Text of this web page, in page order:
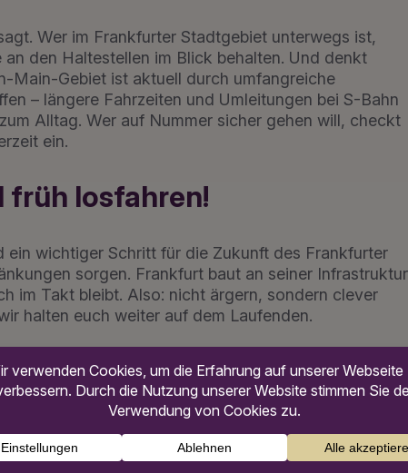
Wer im Frankfurter Stadtgebiet unterwegs ist,
den Haltestellen im Blick behalten. Und denkt
Main-Gebiet ist aktuell durch umfangreiche
– längere Fahrzeiten und Umleitungen bei S-Bahn
Alltag. Wer auf Nummer sicher gehen will, checkt
ein.
früh losfahren!
ein wichtiger Schritt für die Zukunft des Frankfurter
sorgen. Frankfurt baut an seiner
im Takt bleibt. Also: nicht ärgern, sondern clever
halten euch weiter auf dem Laufenden.
aus – Ersatzverkehr eingerichtet – fnp.de
im Rhein-Main-Gebiet ab 10. Juli! – Radio Frankfurt